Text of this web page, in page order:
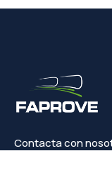
Contacta con